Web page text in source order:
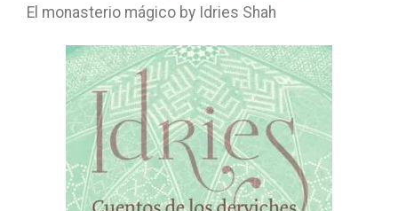
El monasterio mágico by Idries Shah